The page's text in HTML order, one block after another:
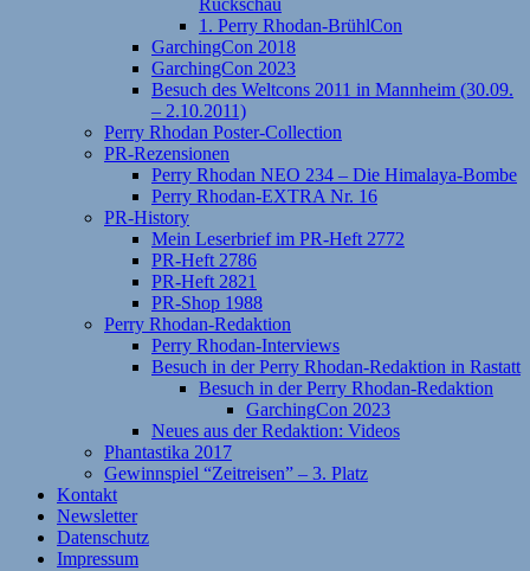
Rückschau
1. Perry Rhodan-BrühlCon
GarchingCon 2018
GarchingCon 2023
Besuch des Weltcons 2011 in Mannheim (30.09.
– 2.10.2011)
Perry Rhodan Poster-Collection
PR-Rezensionen
Perry Rhodan NEO 234 – Die Himalaya-Bombe
Perry Rhodan-EXTRA Nr. 16
PR-History
Mein Leserbrief im PR-Heft 2772
PR-Heft 2786
PR-Heft 2821
PR-Shop 1988
Perry Rhodan-Redaktion
Perry Rhodan-Interviews
Besuch in der Perry Rhodan-Redaktion in Rastatt
Besuch in der Perry Rhodan-Redaktion
GarchingCon 2023
Neues aus der Redaktion: Videos
Phantastika 2017
Gewinnspiel “Zeitreisen” – 3. Platz
Kontakt
Newsletter
Datenschutz
Impressum